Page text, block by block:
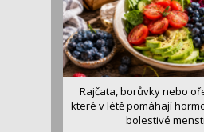
Rajčata, borůvky nebo
které v létě pomáhají
bolestivé